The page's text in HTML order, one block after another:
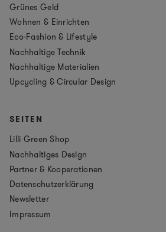
Grünes Geld
Wohnen & Einrichten
Eco-Fashion & Lifestyle
Nachhaltige Technik
Nachhaltige Materialien
Upcycling & Circular Design
SEITEN
Lilli Green Shop
Nachhaltiges Design
Partner & Kooperationen
Datenschutzerklärung
Newsletter
Impressum